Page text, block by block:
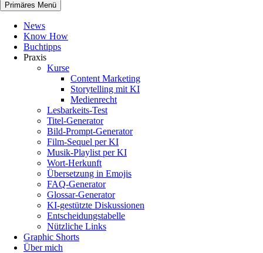
netknowhow
Primäres Menü
News
Know How
Buchtipps
Praxis
Kurse
Content Marketing
Storytelling mit KI
Medienrecht
Lesbarkeits-Test
Titel-Generator
Bild-Prompt-Generator
Film-Sequel per KI
Musik-Playlist per KI
Wort-Herkunft
Übersetzung in Emojis
FAQ-Generator
Glossar-Generator
KI-gestützte Diskussionen
Entscheidungstabelle
Nützliche Links
Graphic Shorts
Über mich